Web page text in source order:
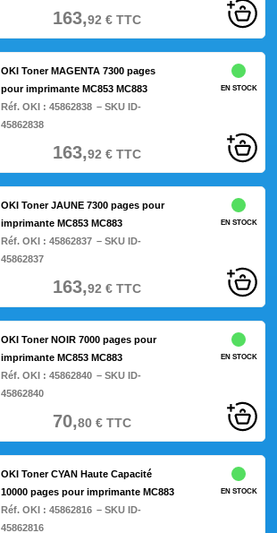
163,92€TTC
OKI Toner MAGENTA 7300 pages
pour imprimante MC853 MC883
Réf. OKI : 45862838 – SKU ID-
45862838
EN STOCK
163,92€TTC
OKI Toner JAUNE 7300 pages pour
imprimante MC853 MC883
Réf. OKI : 45862837 – SKU ID-
45862837
EN STOCK
163,92€TTC
OKI Toner NOIR 7000 pages pour
imprimante MC853 MC883
Réf. OKI : 45862840 – SKU ID-
45862840
EN STOCK
70,80€TTC
OKI Toner CYAN Haute Capacité
10000 pages pour imprimante MC883
Réf. OKI : 45862816 – SKU ID-
45862816
EN STOCK